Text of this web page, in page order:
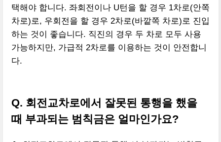
택해야 합니다. 좌회전이나 U턴을 할 경우 1차로(안쪽
차로)로, 우회전을 할 경우 2차로(바깥쪽 차로)로 진입
하는 것이 좋습니다. 직진의 경우 두 차로 모두 사용
가능하지만, 가급적 2차로를 이용하는 것이 안전합니
다.
Q. 회전교차로에서 잘못된 통행을 했을
때 부과되는 범칙금은 얼마인가요?